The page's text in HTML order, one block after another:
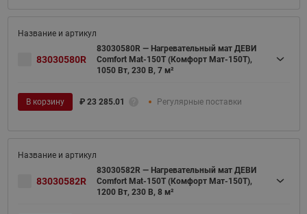
83030580R
83030580R — Нагревательный мат ДЕВИ
Comfort Mat-150T (Комфорт Мат-150Т),
1050 Вт, 230 В, 7 м²
В корзину ₽ 23 285.01 Регулярные поставки
83030582R
83030582R — Нагревательный мат ДЕВИ
Comfort Mat-150T (Комфорт Мат-150Т),
1200 Вт, 230 В, 8 м²